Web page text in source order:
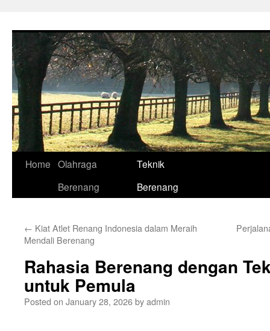
Home Olahraga
Berenang
Teknik
Berenang
← Kiat Atlet Renang Indonesia dalam Meraih
Mendali Berenang
Rahasia Berenang dengan
untuk Pemula
Posted on January 28, 2026byadmin